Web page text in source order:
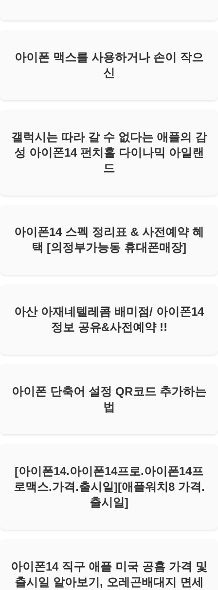
아이폰 맥스를 사용하거나 손이 작으
신
갤럭시는 따라 갈 수 없다는 애플의 감
성 아이폰14 펀치홀 다이나믹 아일랜
드
아이폰14 스펙 정리표 & 사전예약 혜
택 [의정부가능동 휴대폰매장]
아산 아재네텔레콤 배미점/ 아이폰14
정보 공유&사전예약 !!
아이폰 단축어 설정 QR코드 추가하는
법
[아이폰14.아이폰14프로.아이폰14프
로맥스.가격.출시일][애플워치8 가격.
출시일]
아이폰14 직구 애플 미국 공홈 가격 및
출시일 알아보기, 오레곤배대지 면세